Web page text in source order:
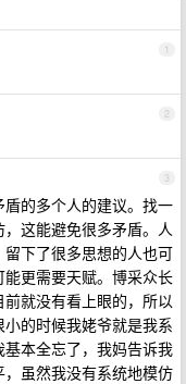
1
2
3
的多个人的建议。找一
这能避免很多矛盾。人
下了很多思想的人也可
更需要天赋。博采众长
就没有看上眼的，所以
的时候我姥爷就是我系
本全忘了，我妈告诉我
虽然我没有系统地模仿